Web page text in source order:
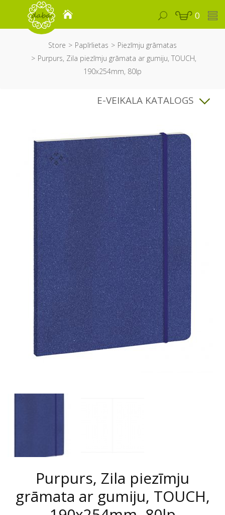
0
Store Papīrlietas
Piezīmju grāmatas
Purpurs, Zila piezīmju grāmata ar gumiju, TOUCH,
190x254mm, 80lp
E-VEIKALA KATALOGS
Purpurs, Zila piezīmju
grāmata ar gumiju, TOUCH,